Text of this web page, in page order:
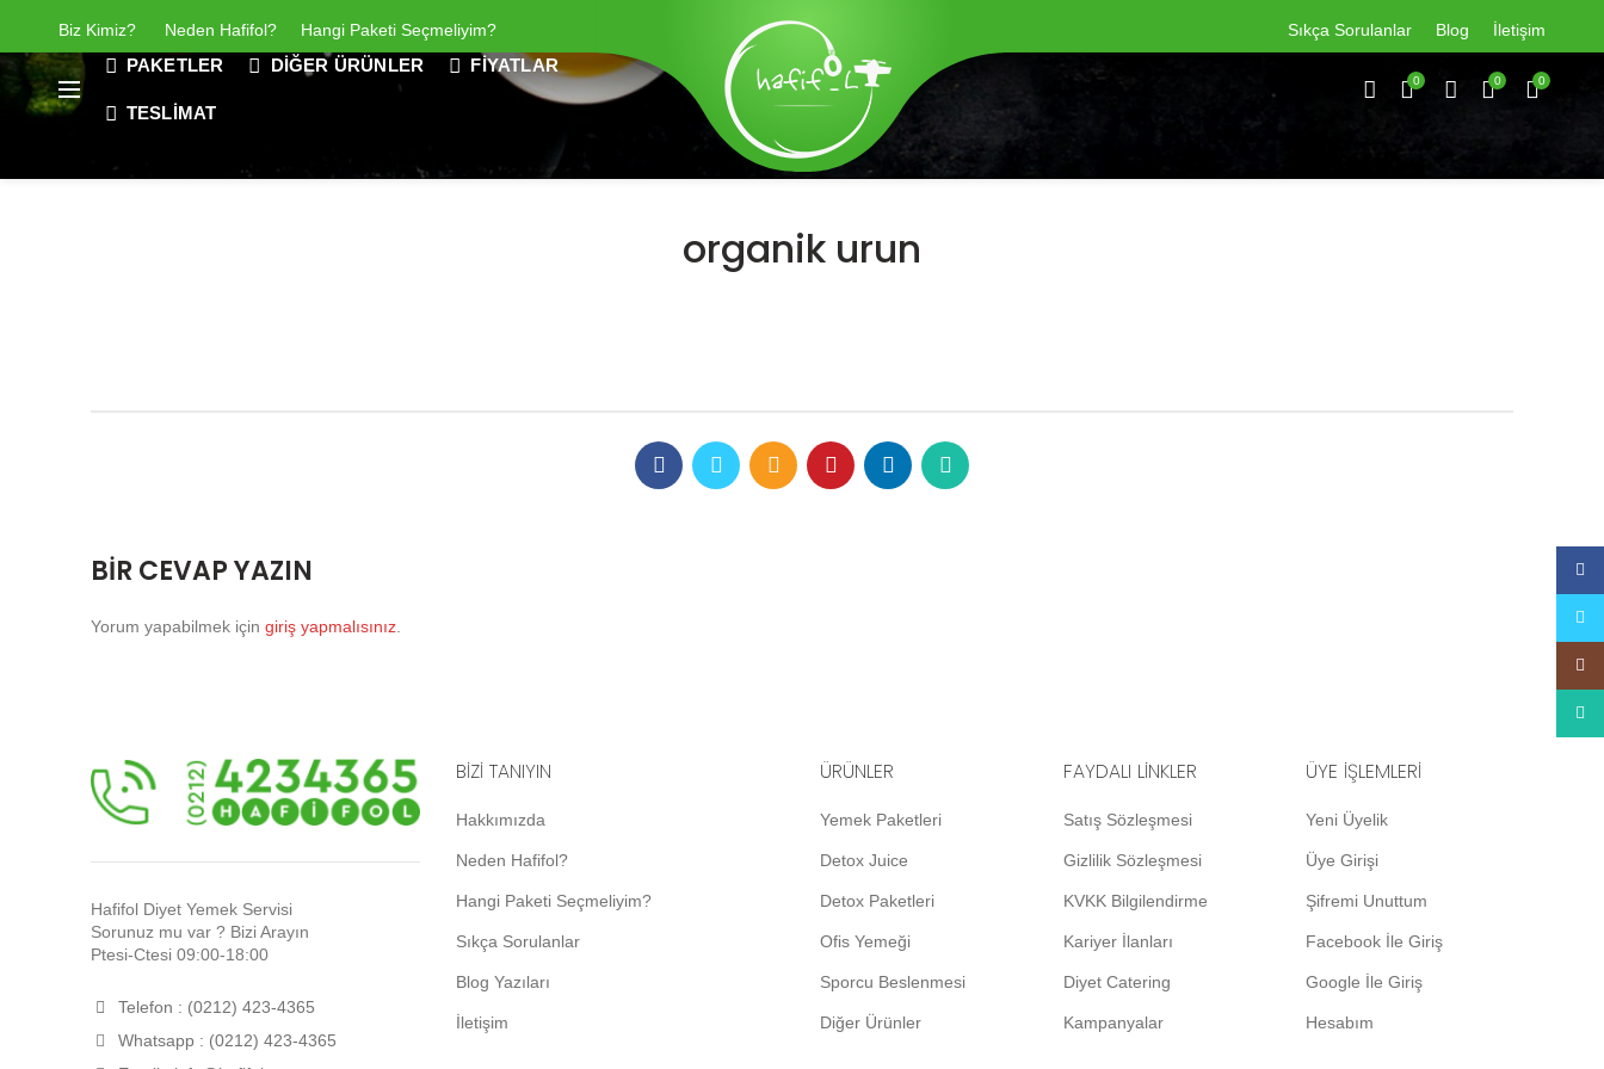
Biz Kimiz? Neden Hafifol? Hangi Paketi Seçmeliyim? Sıkça Sorulanlar Blog İletişim
PAKETLER DIĞER ÜRÜNLER FIYATLAR
TESLIMAT
0 0 0
organik urun
BIR CEVAP YAZIN
Yorum yapabilmek için giriş yapmalısınız.
Hafifol Diyet Yemek Servisi
Sorunuz mu var ? Bizi Arayın
Ptesi-Ctesi 09:00-18:00
Telefon : (0212) 423-4365
Whatsapp : (0212) 423-4365
BİZİ TANIYIN
Hakkımızda
Neden Hafifol?
Hangi Paketi Seçmeliyim?
Sıkça Sorulanlar
Blog Yazıları
İletişim
ÜRÜNLER
Yemek Paketleri
Detox Juice
Detox Paketleri
Ofis Yemeği
Sporcu Beslenmesi
Diğer Ürünler
FAYDALI LİNKLER
Satış Sözleşmesi
Gizlilik Sözleşmesi
KVKK Bilgilendirme
Kariyer İlanları
Diyet Catering
Kampanyalar
ÜYE İŞLEMLERİ
Yeni Üyelik
Üye Girişi
Şifremi Unuttum
Facebook İle Giriş
Google İle Giriş
Hesabım